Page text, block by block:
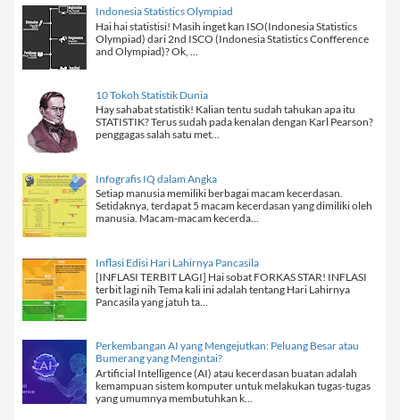
Indonesia Statistics Olympiad
Hai hai statistisi! Masih inget kan ISO(Indonesia Statistics
Olympiad) dari 2nd ISCO (Indonesia Statistics Confference
and Olympiad)? Ok, ...
10 Tokoh Statistik Dunia
Hay sahabat statistik! Kalian tentu sudah tahukan apa itu
STATISTIK? Terus sudah pada kenalan dengan Karl Pearson?
penggagas salah satu met...
Infografis IQ dalam Angka
Setiap manusia memiliki berbagai macam kecerdasan.
Setidaknya, terdapat 5 macam kecerdasan yang dimiliki oleh
manusia. Macam-macam kecerda...
Inflasi Edisi Hari Lahirnya Pancasila
[INFLASI TERBIT LAGI] Hai sobat FORKAS STAR! INFLASI
terbit lagi nih Tema kali ini adalah tentang Hari Lahirnya
Pancasila yang jatuh ta...
Perkembangan AI yang Mengejutkan: Peluang Besar atau
Bumerang yang Mengintai?
Artificial Intelligence (AI) atau kecerdasan buatan adalah
kemampuan sistem komputer untuk melakukan tugas-tugas
yang umumnya membutuhkan k...